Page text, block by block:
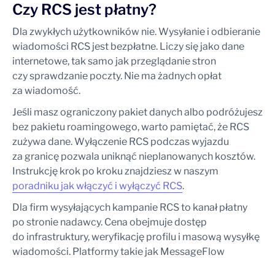
Czy RCS jest płatny?
Dla zwykłych użytkowników nie. Wysyłanie i odbieranie
wiadomości RCS jest bezpłatne. Liczy się jako dane
internetowe, tak samo jak przeglądanie stron
czy sprawdzanie poczty. Nie ma żadnych opłat
za wiadomość.
Jeśli masz ograniczony pakiet danych albo podróżujesz
bez pakietu roamingowego, warto pamiętać, że RCS
zużywa dane. Wyłączenie RCS podczas wyjazdu
za granicę pozwala uniknąć nieplanowanych kosztów.
Instrukcję krok po kroku znajdziesz w naszym
poradniku jak włączyć i wyłączyć RCS.
Dla firm wysyłających kampanie RCS to kanał płatny
po stronie nadawcy. Cena obejmuje dostęp
do infrastruktury, weryfikację profilu i masową wysyłkę
wiadomości. Platformy takie jak MessageFlow